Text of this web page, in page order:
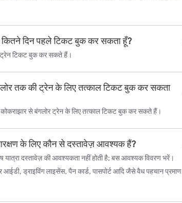
दिन पहले टिकट बुक कर सकता हूँ?
टिकट बुक कर सकते हैं।
तक की ट्रेन के लिए तत्काल टिकट बुक कर सकता
से बंगलोर ट्रेन के लिए तत्काल टिकट बुक कर सकते हैं।
के लिए कौन से दस्तावेज़ आवश्यक हैं?
दस्तावेज़ की आवश्यकता नहीं होती है; बस आवश्यक विवरण भरें।
ड्राइविंग लाइसेंस, पैन कार्ड, पासपोर्ट आदि जैसे वैध पहचान प्रमाण